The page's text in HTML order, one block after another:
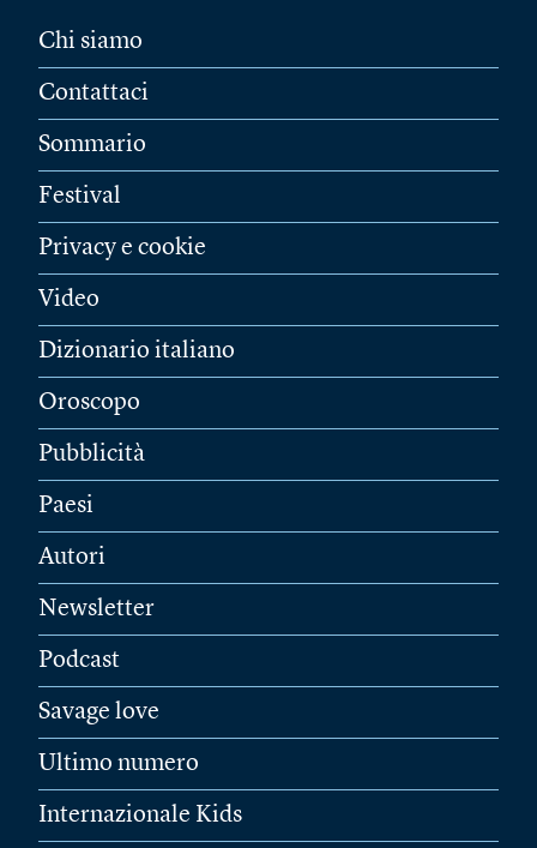
Chi siamo
Contattaci
Sommario
Festival
Privacy e cookie
Video
Dizionario italiano
Oroscopo
Pubblicità
Paesi
Autori
Newsletter
Podcast
Savage love
Ultimo numero
Internazionale Kids